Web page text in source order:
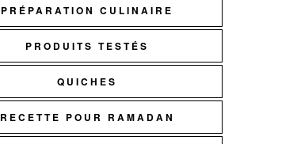
PRÉPARATION CULINAIRE
PRODUITS TESTÉS
QUICHES
RECETTE POUR RAMADAN